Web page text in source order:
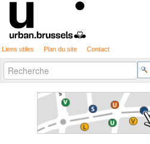
Liens utiles Plan du site Contact
Chercher par
Recherche
avancée…